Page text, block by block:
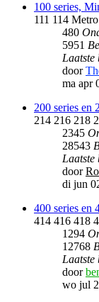
100 series,
111 114
480
5951
Laatste
door
ma apr
200 series en
214 216 218
2345
28543
Laatste
door
di jun
400 series en
414 416 418
1294
12768
Laatste
door
wo jul